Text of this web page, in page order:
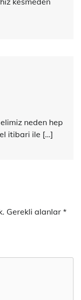
neden hep
itibari ile […]
Gerekli alanlar *